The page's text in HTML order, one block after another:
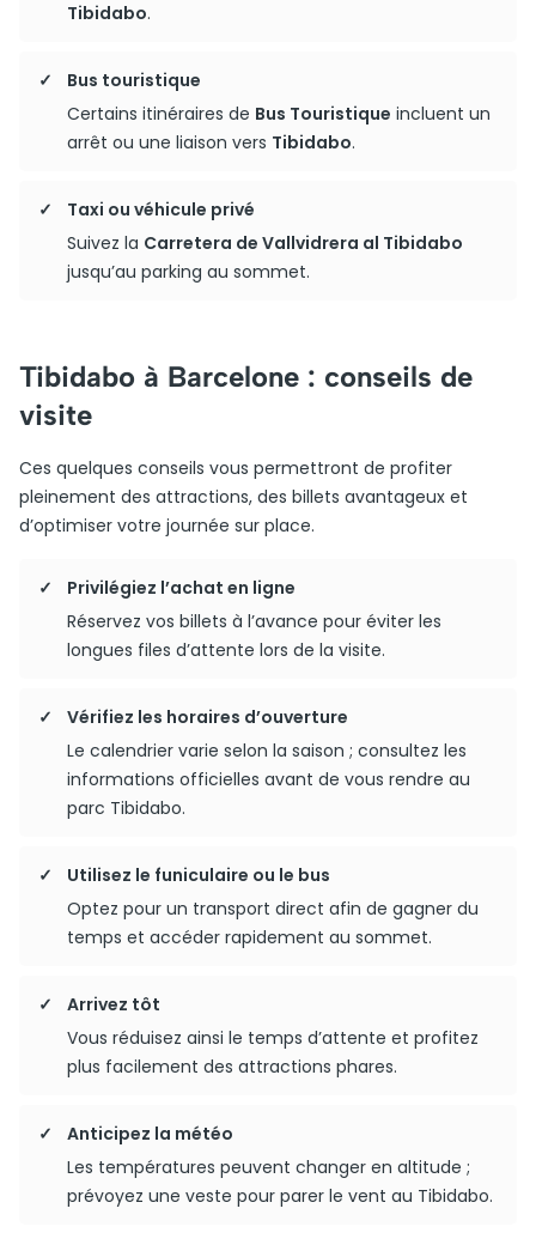
Tibidabo.
Bus touristique
Certains itinéraires de Bus Touristique incluent un
arrêt ou une liaison vers Tibidabo.
Taxi ou véhicule privé
Suivez la Carretera de Vallvidrera al Tibidabo
jusqu’au parking au sommet.
Tibidabo à Barcelone : conseils de
visite
Ces quelques conseils vous permettront de profiter
pleinement des attractions, des billets avantageux et
d’optimiser votre journée sur place.
Privilégiez l’achat en ligne
Réservez vos billets à l’avance pour éviter les
longues files d’attente lors de la visite.
Vérifiez les horaires d’ouverture
Le calendrier varie selon la saison ; consultez les
informations officielles avant de vous rendre au
parc Tibidabo.
Utilisez le funiculaire ou le bus
Optez pour un transport direct afin de gagner du
temps et accéder rapidement au sommet.
Arrivez tôt
Vous réduisez ainsi le temps d’attente et profitez
plus facilement des attractions phares.
Anticipez la météo
Les températures peuvent changer en altitude ;
prévoyez une veste pour parer le vent au Tibidabo.